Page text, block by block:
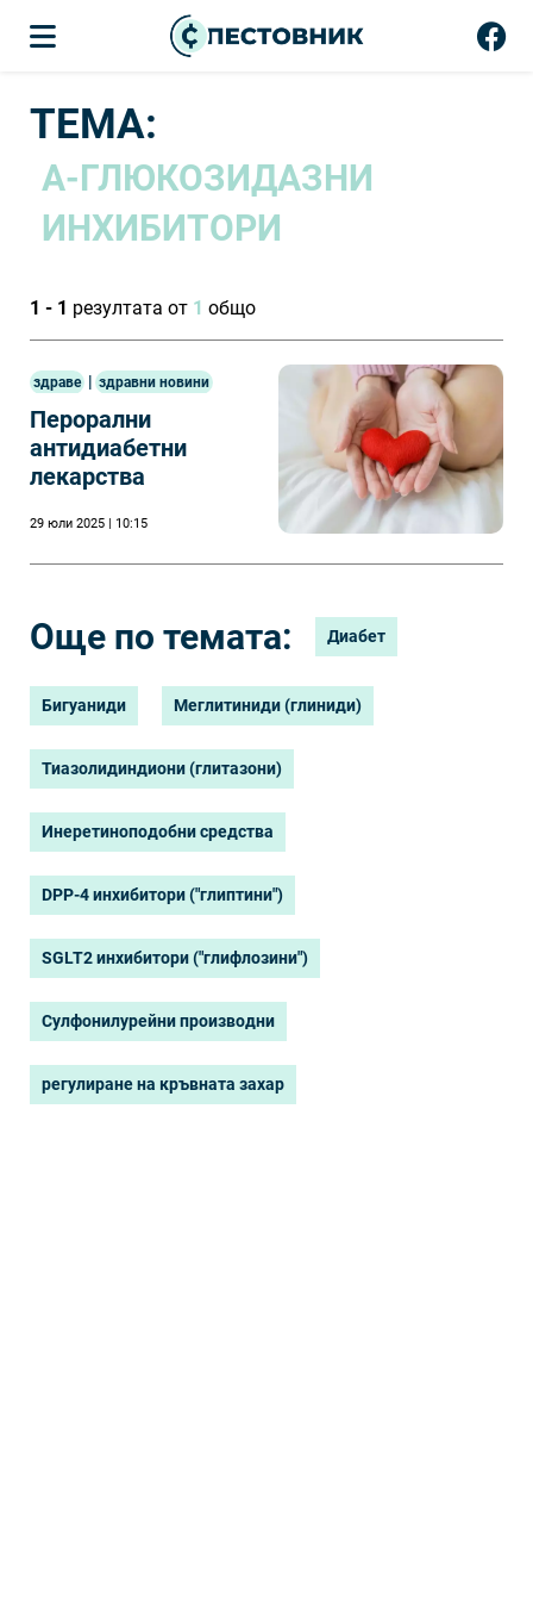
ТЕМА:
Α-ГЛЮКОЗИДАЗНИ
ИНХИБИТОРИ
1 - 1 резултата от 1 общо
здраве | здравни новини
Перорални
антидиабетни
лекарства
29 юли 2025 | 10:15
Още по темата: Диабет
Бигуаниди Меглитиниди (глиниди)
Тиазолидиндиони (глитазони)
Инеретиноподобни средства
DPP-4 инхибитори ("глиптини")
SGLT2 инхибитори ("глифлозини")
Сулфонилурейни производни
регулиране на кръвната захар